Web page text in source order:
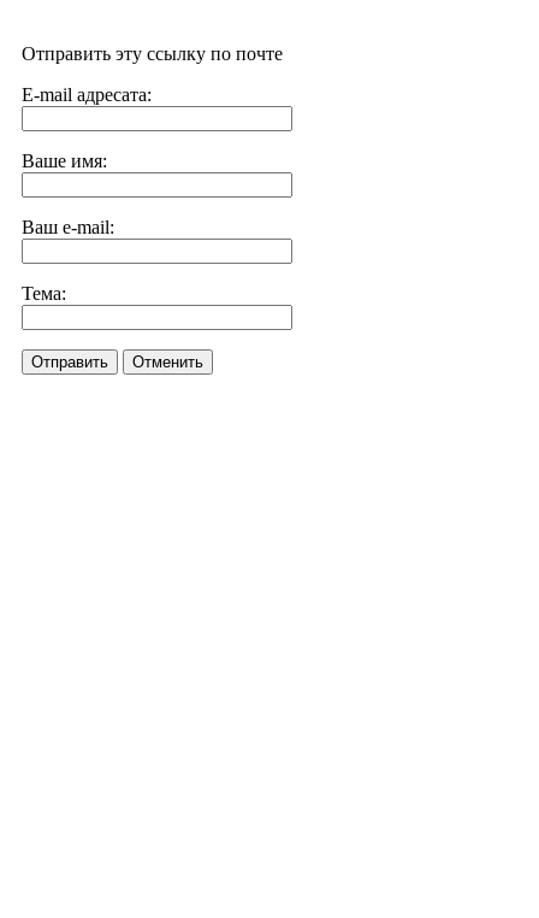
Отправить эту ссылку по почте
E-mail адресата:
Ваше имя:
Ваш e-mail:
Тема:
Отправить Отменить